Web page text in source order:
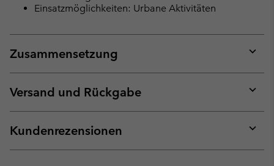
Einsatzmöglichkeiten: Urbane Aktivitäten
Zusammensetzung
or
Versand und Rückgabe
or
Kundenrezensionen
or